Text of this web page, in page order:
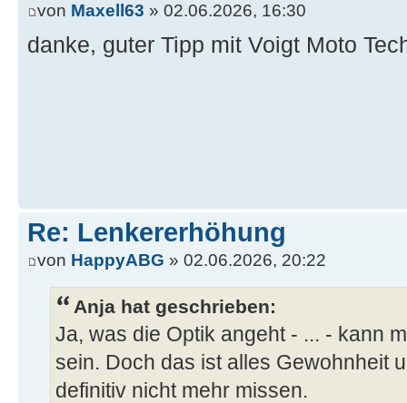
von Maxell63 » 02.06.2026, 16:30
danke, guter Tipp mit Voigt Moto
Re: Lenkererhöhung
von HappyABG » 02.06.2026, 20:22
Anja hat geschrieben:
Ja, was die Optik angeht - ... - kann
sein. Doch das ist alles Gewohnheit
definitiv nicht mehr missen.